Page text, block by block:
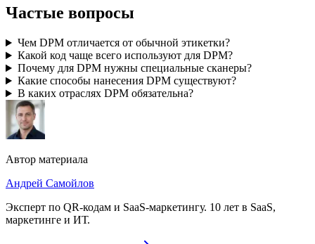
Частые вопросы
Чем DPM отличается от обычной этикетки?
Какой код чаще всего используют для DPM?
Почему для DPM нужны специальные сканеры?
Какие способы нанесения DPM существуют?
В каких отраслях DPM обязательна?
Автор материала
Андрей Самойлов
Эксперт по QR-кодам и SaaS-маркетингу. 10 лет в SaaS,
маркетинге и ИТ.